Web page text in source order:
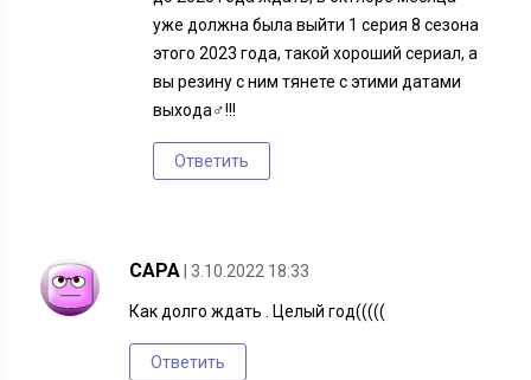
уже должна была выйти 1 серия 8 сезона
этого 2023 года, такой хороший сериал, а
вы резину с ним тянете с этими датами
выхода‍♂️!!!
Ответить
САРА | 3.10.2022 18:33
Как долго ждать . Целый год(((((
Ответить